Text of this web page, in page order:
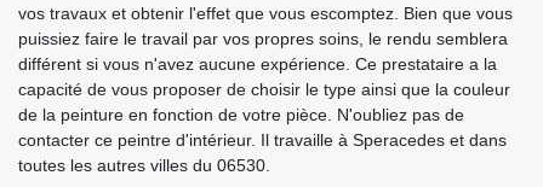
vos travaux et obtenir l'effet que vous escomptez. Bien que vous
puissiez faire le travail par vos propres soins, le rendu semblera
différent si vous n'avez aucune expérience. Ce prestataire a la
capacité de vous proposer de choisir le type ainsi que la couleur
de la peinture en fonction de votre pièce. N'oubliez pas de
contacter ce peintre d'intérieur. Il travaille à Speracedes et dans
toutes les autres villes du 06530.